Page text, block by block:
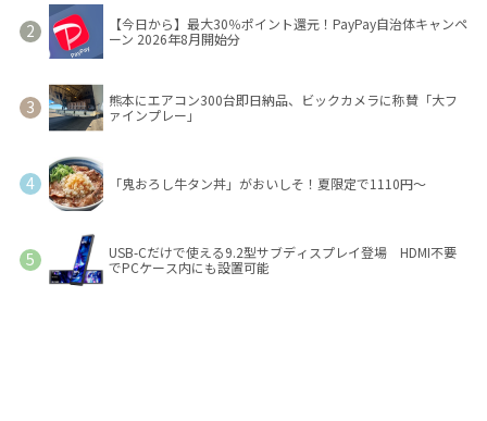
【今日から】最大30％ポイント還元！PayPay自治体キャンペ
ーン 2026年8月開始分
熊本にエアコン300台即日納品、ビックカメラに称賛「大フ
ァインプレー」
「鬼おろし牛タン丼」がおいしそ！夏限定で1110円～
USB-Cだけで使える9.2型サブディスプレイ登場 HDMI不要
でPCケース内にも設置可能